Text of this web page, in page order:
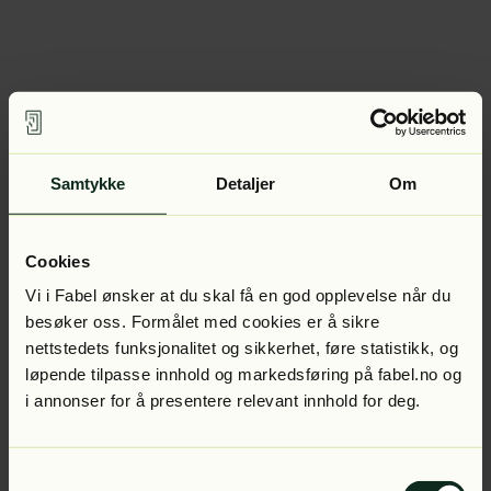
Samtykke Detaljer Om
Cookies
Vi i Fabel ønsker at du skal få en god opplevelse når du
besøker oss. Formålet med cookies er å sikre
nettstedets funksjonalitet og sikkerhet, føre statistikk, og
løpende tilpasse innhold og markedsføring på fabel.no og
i annonser for å presentere relevant innhold for deg.